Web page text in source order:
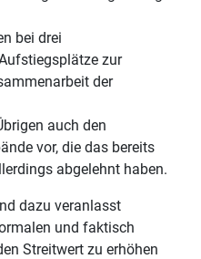
bei drei
zur
der
auch den
vor, die das bereits
abgelehnt haben.
dazu veranlasst
und faktisch
Streitwert zu erhöhen